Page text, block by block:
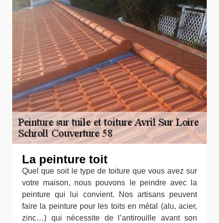
La peinture toit
Quel que soit le type de toiture que vous avez sur
votre maison, nous pouvons le peindre avec la
peinture qui lui convient. Nos artisans peuvent
faire la peinture pour les toits en métal (alu, acier,
zinc…) qui nécessite de l’antirouille avant son